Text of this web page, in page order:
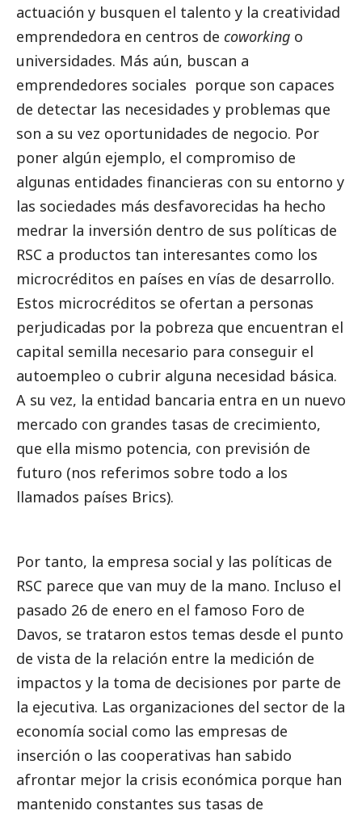
actuación y busquen el talento y la creatividad
emprendedora en centros de coworking o
universidades. Más aún, buscan a
emprendedores sociales porque son capaces
de detectar las necesidades y problemas que
son a su vez oportunidades de negocio. Por
poner algún ejemplo, el compromiso de
algunas entidades financieras con su entorno y
las sociedades más desfavorecidas ha hecho
medrar la inversión dentro de sus políticas de
RSC a productos tan interesantes como los
microcréditos en países en vías de desarrollo.
Estos microcréditos se ofertan a personas
perjudicadas por la pobreza que encuentran el
capital semilla necesario para conseguir el
autoempleo o cubrir alguna necesidad básica.
A su vez, la entidad bancaria entra en un nuevo
mercado con grandes tasas de crecimiento,
que ella mismo potencia, con previsión de
futuro (nos referimos sobre todo a los
llamados países Brics).
Por tanto, la empresa social y las políticas de
RSC parece que van muy de la mano. Incluso el
pasado 26 de enero en el famoso Foro de
Davos, se trataron estos temas desde el punto
de vista de la relación entre la medición de
impactos y la toma de decisiones por parte de
la ejecutiva. Las organizaciones del sector de la
economía social como las empresas de
inserción o las cooperativas han sabido
afrontar mejor la crisis económica porque han
mantenido constantes sus tasas de